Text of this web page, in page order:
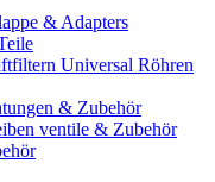
& Adapters
Universal Röhren
& Zubehör
ventile & Zubehör